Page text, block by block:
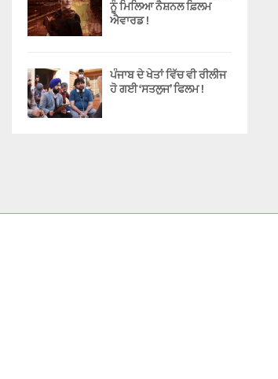
ਨੂੰ ਮਿਲਿਆ ਨੈਸ਼ਨਲ ਫ਼ਿਲਮ
ਐਵਾਰਡ !
ਪੰਜਾਬ ਦੇ ਖੇਤਾਂ ਵਿੱਚ ਵੀ ਰੀਲੀਜ
ਹੋ ਗਈ ‘ਸਤਲੁਜ’ ਫਿਲਮ !